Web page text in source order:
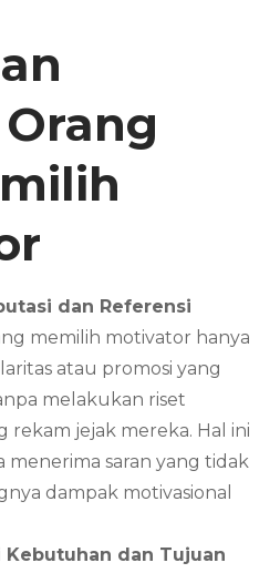
dan Referensi
memilih motivator hanya
atau promosi yang
melakukan riset
rekam jejak mereka. Hal ini
menerima saran yang tidak
dampak motivasional
dan Tujuan